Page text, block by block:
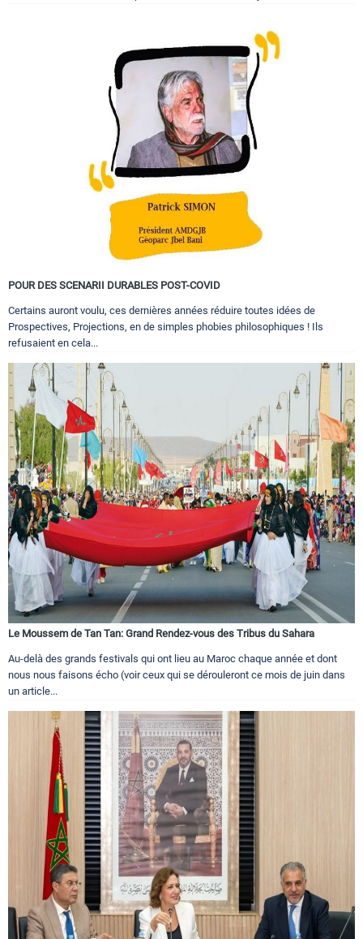
POUR DES SCENARII DURABLES POST-COVID
Certains auront voulu, ces dernières années réduire toutes idées de
Prospectives, Projections, en de simples phobies philosophiques ! Ils
refusaient en cela...
Le Moussem de Tan Tan: Grand Rendez-vous des Tribus du Sahara
Au-delà des grands festivals qui ont lieu au Maroc chaque année et dont
nous nous faisons écho (voir ceux qui se dérouleront ce mois de juin dans
un article...